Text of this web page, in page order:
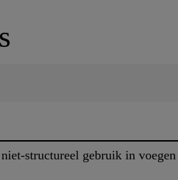
structureel gebruik in voegen